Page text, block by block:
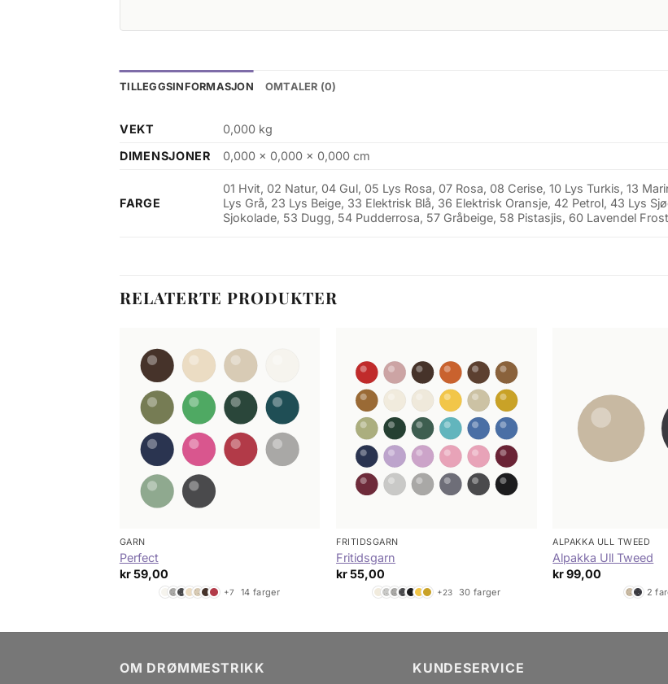
TILLEGGSINFORMASJON OMTALER (0)
VEKT
0,000 kg
DIMENSJONER
0,000 × 0,000 × 0,000 cm
FARGE
01 Hvit, 02 Natur, 04 Gul, 05 Lys Rosa, 07 Rosa, 08 Cerise, 10 Lys Turkis, 13
Lys Grå, 23 Lys Beige, 33 Elektrisk Blå, 36 Elektrisk Oransje, 42 Petrol, 43 Lys
Sjokolade, 53 Dugg, 54 Pudderrosa, 57 Gråbeige, 58 Pistasjis, 60 Lavendel
RELATERTE PRODUKTER
GARN
Perfect
kr59,00
+7 14 farger
FRITIDSGARN
Fritidsgarn
kr55,00
+23 30 farger
ALPAKKA ULL TWEED
Alpakka Ull Tweed
kr99,00
2
OM DRØMMESTRIKK KUNDESERVICE